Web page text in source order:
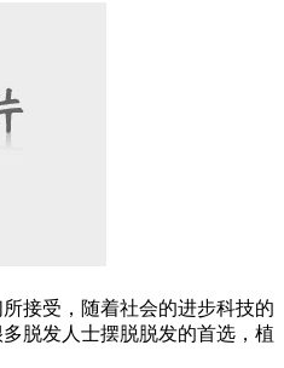
接受，随着社会的进步科技的
脱发人士摆脱脱发的首选，植